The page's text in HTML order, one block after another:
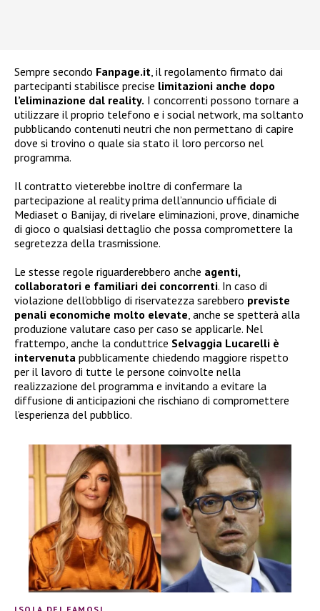
Sempre secondo Fanpage.it , il regolamento firmato dai
partecipanti stabilisce precise limitazioni anche dopo
l’eliminazione dal reality. I concorrenti possono tornare a
utilizzare il proprio telefono e i social network, ma soltanto
pubblicando contenuti neutri che non permettano di capire
dove si trovino o quale sia stato il loro percorso nel
programma.
Il contratto vieterebbe inoltre di confermare la
partecipazione al reality prima dell’annuncio ufficiale di
Mediaset o Banijay, di rivelare eliminazioni, prove, dinamiche
di gioco o qualsiasi dettaglio che possa compromettere la
segretezza della trasmissione.
Le stesse regole riguarderebbero anche agenti,
collaboratori e familiari dei concorrenti. In caso di
violazione dell’obbligo di riservatezza sarebbero previste
penali economiche molto elevate , anche se spetterà alla
produzione valutare caso per caso se applicarle. Nel
frattempo, anche la conduttrice Selvaggia Lucarelli è
intervenuta pubblicamente chiedendo maggiore rispetto
per il lavoro di tutte le persone coinvolte nella
realizzazione del programma e invitando a evitare la
diffusione di anticipazioni che rischiano di compromettere
l’esperienza del pubblico.